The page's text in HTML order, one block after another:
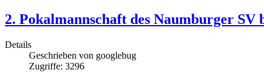
2. Pokalmannschaft des Naumburger SV
Details
Geschrieben von googlebug
Zugriffe: 3296